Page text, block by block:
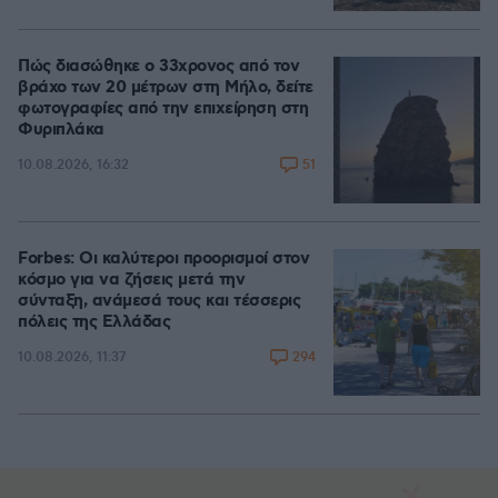
Πώς διασώθηκε ο 33χρονος από τον
βράχο των 20 μέτρων στη Μήλο, δείτε
φωτογραφίες από την επιχείρηση στη
Φυριπλάκα
10.08.2026, 16:32 51
Forbes: Οι καλύτεροι προορισμοί στον
κόσμο για να ζήσεις μετά την
σύνταξη, ανάμεσά τους και τέσσερις
πόλεις της Ελλάδας
10.08.2026, 11:37 294